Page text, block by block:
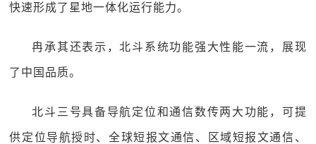
快速形成了星地一体化运行能力。
冉承其还表示，北斗系统功能强大性能一流，展现
了中国品质。
北斗三号具备导航定位和通信数传两大功能，可提
供定位导航授时、全球短报文通信、区域短报文通信、